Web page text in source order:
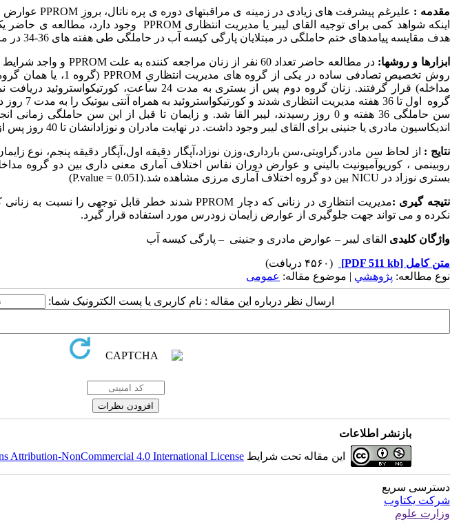
مقدمه : علیرغم پیشرفت های زیادی در زمینه ی مراقبت‏های دوره ی پره ناتال، بروزِ PPROMعوارض
اینکه شواهد کمی برای توجیه القای لیبر یا مدیریت انتظاری PPROM
وجود دارد، مطالعه ی حاضر
هدف مقایسه پیامدهای ختم حاملگی در مبتلایان پارگی کیسه آب در حاملگی طی هفته های 36-34 در مادران و نوزادان طراحی شده است.
ابزارها و روشها:در مطالعه حاضر تعداد 60 نفر از زنان مراجعه کننده به علت PPROM و واجد شرایط
روش تخصیص تصادفی ساده در یکی از گروه های مدیریت انتظاریِ PPROM
مداخله) قرار گرفتند. زنان گروه دوم پس از بستری به مدت
گروه اول تا
سن حاملگی 36 هفته و 0 روز رسیدند، لیبر القا شد. و زایمان تا قبل از این سن
اندیکاسیون مادری یا جنینی برای القای لیبر وجود داشت. در نهایت مادران و نوزادانشان تا 40 روز پس از زایمان تحت نظر قرار گرفتند.
نتایج : از لحاظ سن مادر،گراویتی،سن بارداری،وزن نوزاد،آپگار دقیقه اول،آپگار دقیقه پنجم، نوع
روبینمی ، کوریوآمیونیت بالینی و عوارض دوران نفاس اختلاف آماری معنی داری بین دو گروه
بستری نوزاد درNICU بین دو گروه اختلاف آماری مرزی مشاهده شد.(P.value = 0.051
)
نتیجه گیری :مدیریت انتظاری در زنانی که دچار PPROMشدند خطر قابل توجهی را نسبت به زنانی که
نکرده و می تواند جهت جلوگیری از عوارض زایمان زودرس مورد استفاده قرار گیرد.
واژگان کلیدی القای لیبر – عوارض مادری و جنینی – پارگی کیسه آب
متن کامل [PDF 511 kb]
(۴۵۶۰ دریافت)
نوع مطالعه: پژوهشي | موضوع مقاله: عمومى
ارسال نظر درباره این مقاله : نام کاربری یا پست الکترونیک شما:
بازنشر اطلاعات
این مقاله تحت شرایط Attribution-NonCommercial 4.0 International License
دسترسی سریع
شرکت یکتاوب
وزارت علوم